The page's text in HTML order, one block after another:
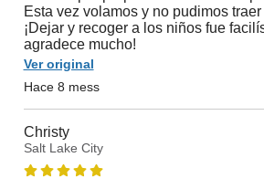
Esta vez volamos y no pudimos
¡Dejar y recoger a los niños fue
agradece mucho!
Ver original
Hace 8 mess
Christy
Salt Lake City